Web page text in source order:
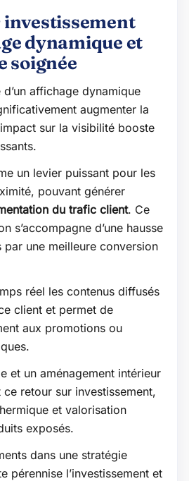
dynamique et
soignée
affichage dynamique
augmenter la
sur la visibilité booste
un levier puissant pour les
pouvant générer
du trafic client. Ce
s’accompagne d’une hausse
par une meilleure conversion
réel les contenus diffusés
client et permet de
aux promotions ou
et un aménagement intérieur
retour sur investissement,
et valorisation
exposés.
dans une stratégie
pérennise l’investissement et